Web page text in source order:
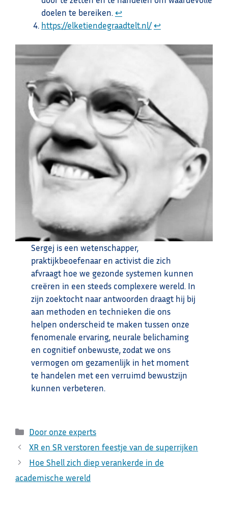
doelen te bereiken.↩︎
https://elketiendegraadtelt.nl/↩︎
Sergej is een wetenschapper,
praktijkbeoefenaar en activist die zich
afvraagt hoe we gezonde systemen kunnen
creëren in een steeds complexere wereld. In
zijn zoektocht naar antwoorden draagt hij bij
aan methoden en technieken die ons
helpen onderscheid te maken tussen onze
fenomenale ervaring, neurale belichaming
en cognitief onbewuste, zodat we ons
vermogen om gezamenlijk in het moment
te handelen met een verruimd bewustzijn
kunnen verbeteren.
Categorieën
Door onze experts
XR en SR verstoren feestje van de superrijken
Hoe Shell zich diep verankerde in de
academische wereld